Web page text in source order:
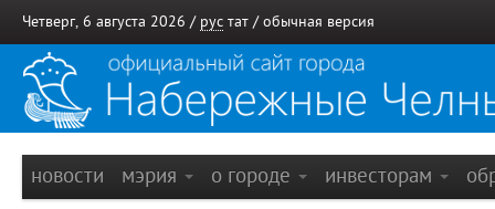
Четверг, 6 августа 2026 / рус тат / обычная версия
новости мэрия о городе инвесторам